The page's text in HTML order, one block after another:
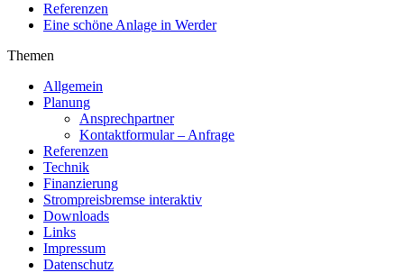
Referenzen
Eine schöne Anlage in Werder
Themen
Allgemein
Planung
Ansprechpartner
Kontaktformular – Anfrage
Referenzen
Technik
Finanzierung
Strompreisbremse interaktiv
Downloads
Links
Impressum
Datenschutz